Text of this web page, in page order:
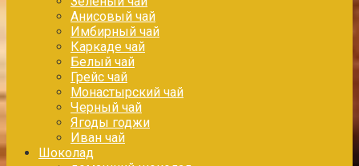
Анисовый чай
Имбирный чай
Каркаде чай
Белый чай
Грейс чай
Монастырский чай
Черный чай
Ягоды годжи
Иван чай
Шоколад